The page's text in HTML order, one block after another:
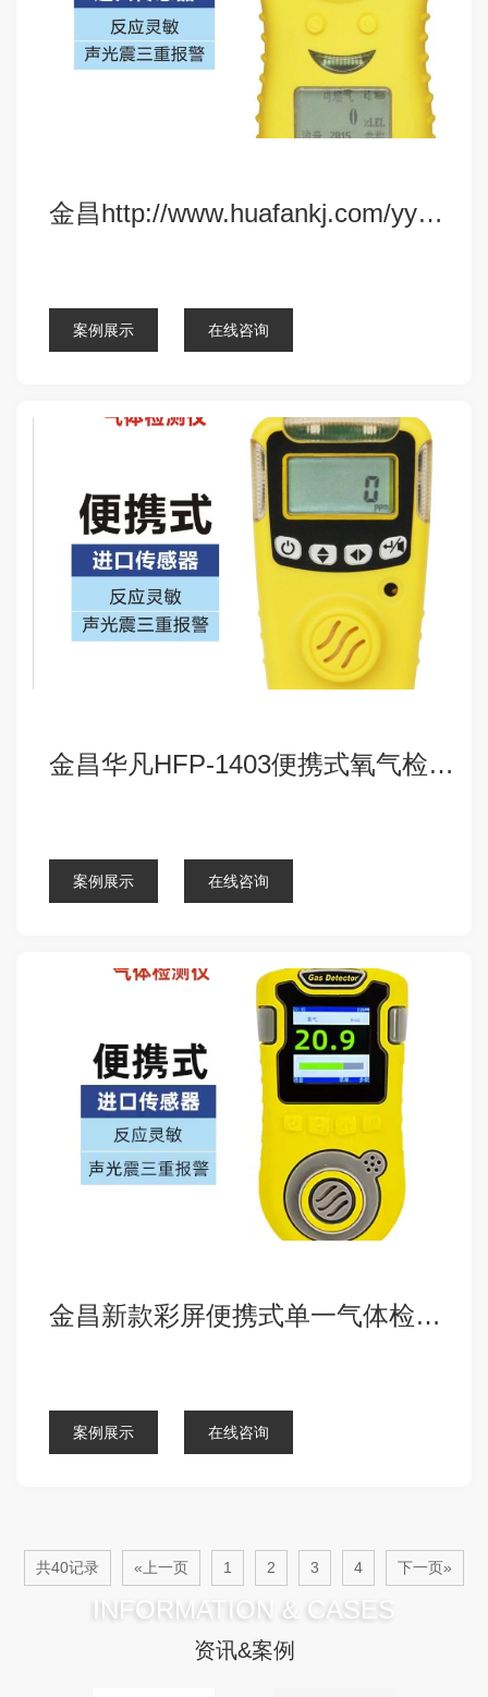
金昌http://www.huafankj.com/yyhtjc/301.html
案例展示 在线咨询
金昌华凡HFP-1403便携式氧气检测仪报警器
案例展示 在线咨询
金昌新款彩屏便携式单一气体检测仪
案例展示 在线咨询
共40记录 «上一页 1 2 3 4 下一页»
INFORMATION & CASES
资讯&案例